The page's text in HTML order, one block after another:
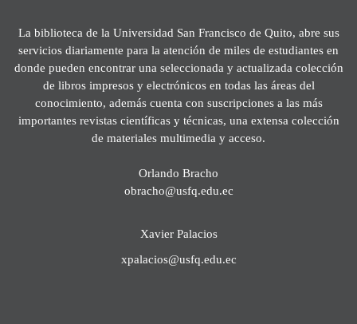
La biblioteca de la Universidad San Francisco de Quito, abre sus
servicios diariamente para la atención de miles de estudiantes en
donde pueden encontrar una seleccionada y actualizada colección
de libros impresos y electrónicos en todas las áreas del
conocimiento, además cuenta con suscripciones a las más
importantes revistas científicas y técnicas, una extensa colección
de materiales multimedia y acceso.
Orlando Bracho
obracho@usfq.edu.ec
Xavier Palacios
xpalacios@usfq.edu.ec